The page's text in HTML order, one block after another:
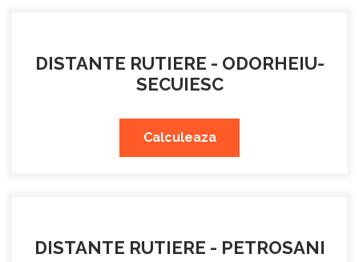
DISTANTE RUTIERE - ODORHEIU-
SECUIESC
Calculeaza
DISTANTE RUTIERE - PETROSANI